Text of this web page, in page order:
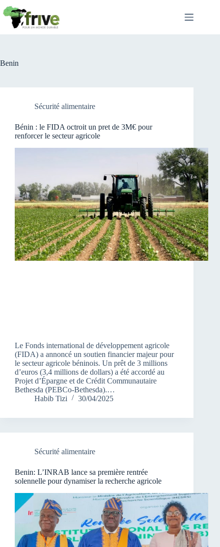
au
contenu
Benin
Sécurité alimentaire
Bénin : le FIDA octroit un pret de 3M€ pour
renforcer le secteur agricole
Le Fonds international de développement agricole
(FIDA) a annoncé un soutien financier majeur pour
le secteur agricole béninois. Un prêt de 3 millions
d’euros (3,4 millions de dollars) a été accordé au
Projet d’Épargne et de Crédit Communautaire
Bethesda (PEBCo-Bethesda).…
Habib Tizi
30/04/2025
Sécurité alimentaire
Benin: L’INRAB lance sa première rentrée
solennelle pour dynamiser la recherche agricole